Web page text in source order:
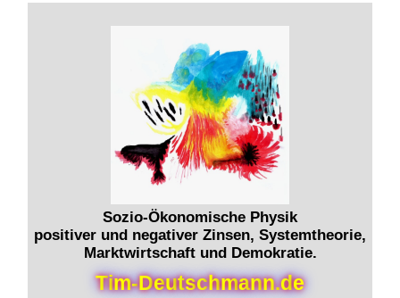
Sozio-Ökonomische Physik
positiver und negativer Zinsen, Systemtheorie,
Marktwirtschaft und Demokratie.
Tim-Deutschmann.de